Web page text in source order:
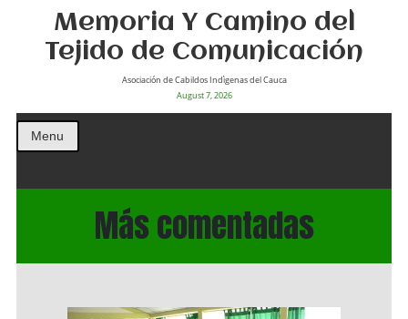
Memoria Y Camino del
Tejido de Comunicación
Asociación de Cabildos Indìgenas del Cauca
August 7, 2026
Menu
Más comentadas